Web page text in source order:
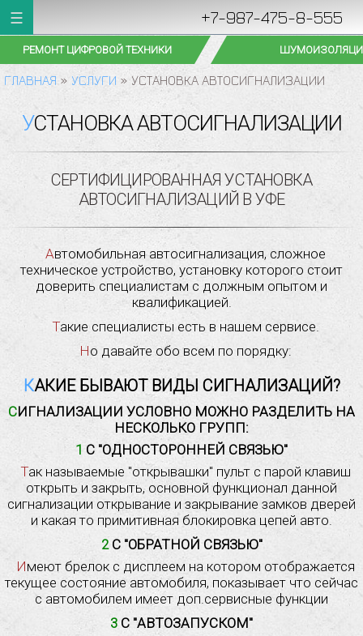
+7-987-475-8-555
ШУМОИЗОЛЯЦИЯ УСТАНОВКА
ГЛАВНАЯ » УСЛУГИ » УСТАНОВКА АВТОСИГНАЛИЗАЦИИ
УСТАНОВКА АВТОСИГНАЛИЗАЦИИ
СЕРТИФИЦИРОВАННАЯ УСТАНОВКА
АВТОСИГНАЛИЗАЦИЙ В УФЕ
Автомобильная автосигнализация, сложное
техническое устройство, установку которого стоит
доверить специалистам с должным опытом и
квалификацией.
Такие специалисты есть в нашем сервисе.
Но давайте обо всем по порядку:
КАКИЕ БЫВАЮТ ВИДЫ СИГНАЛИЗАЦИЙ?
СИГНАЛИЗАЦИИ УСЛОВНО МОЖНО РАЗДЕЛИТЬ НА
НЕСКОЛЬКО ГРУПП:
1 С "ОДНОСТОРОННЕЙ СВЯЗЬЮ"
Так называемые "открывашки" пульт с парой клавиш
открыть и закрыть, основной функционал данной
сигнализации открывание и закрывание замков дверей
и какая то примитивная блокировка цепей авто.
2 С "ОБРАТНОЙ СВЯЗЬЮ"
Имеют брелок с дисплеем на котором отображается
текущее состояние автомобиля, показывает что сейчас
с автомобилем имеет доп.сервисные функции
3 С "АВТОЗАПУСКОМ"